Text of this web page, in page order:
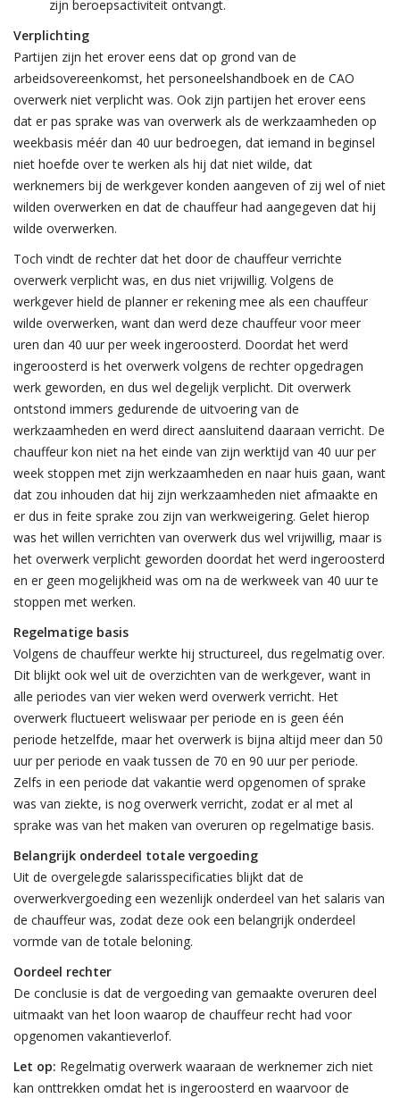
zijn beroepsactiviteit ontvangt.
Verplichting
Partijen zijn het erover eens dat op grond van de
arbeidsovereenkomst, het personeelshandboek en de CAO
overwerk niet verplicht was. Ook zijn partijen het erover eens
dat er pas sprake was van overwerk als de werkzaamheden op
weekbasis méér dan 40 uur bedroegen, dat iemand in beginsel
niet hoefde over te werken als hij dat niet wilde, dat
werknemers bij de werkgever konden aangeven of zij wel of niet
wilden overwerken en dat de chauffeur had aangegeven dat hij
wilde overwerken.
Toch vindt de rechter dat het door de chauffeur verrichte
overwerk verplicht was, en dus niet vrijwillig. Volgens de
werkgever hield de planner er rekening mee als een chauffeur
wilde overwerken, want dan werd deze chauffeur voor meer
uren dan 40 uur per week ingeroosterd. Doordat het werd
ingeroosterd is het overwerk volgens de rechter opgedragen
werk geworden, en dus wel degelijk verplicht. Dit overwerk
ontstond immers gedurende de uitvoering van de
werkzaamheden en werd direct aansluitend daaraan verricht. De
chauffeur kon niet na het einde van zijn werktijd van 40 uur per
week stoppen met zijn werkzaamheden en naar huis gaan, want
dat zou inhouden dat hij zijn werkzaamheden niet afmaakte en
er dus in feite sprake zou zijn van werkweigering. Gelet hierop
was het willen verrichten van overwerk dus wel vrijwillig, maar is
het overwerk verplicht geworden doordat het werd ingeroosterd
en er geen mogelijkheid was om na de werkweek van 40 uur te
stoppen met werken.
Regelmatige basis
Volgens de chauffeur werkte hij structureel, dus regelmatig over.
Dit blijkt ook wel uit de overzichten van de werkgever, want in
alle periodes van vier weken werd overwerk verricht. Het
overwerk fluctueert weliswaar per periode en is geen één
periode hetzelfde, maar het overwerk is bijna altijd meer dan 50
uur per periode en vaak tussen de 70 en 90 uur per periode.
Zelfs in een periode dat vakantie werd opgenomen of sprake
was van ziekte, is nog overwerk verricht, zodat er al met al
sprake was van het maken van overuren op regelmatige basis.
Belangrijk onderdeel totale vergoeding
Uit de overgelegde salarisspecificaties blijkt dat de
overwerkvergoeding een wezenlijk onderdeel van het salaris van
de chauffeur was, zodat deze ook een belangrijk onderdeel
vormde van de totale beloning.
Oordeel rechter
De conclusie is dat de vergoeding van gemaakte overuren deel
uitmaakt van het loon waarop de chauffeur recht had voor
opgenomen vakantieverlof.
Let op: Regelmatig overwerk waaraan de werknemer zich niet
kan onttrekken omdat het is ingeroosterd en waarvoor de